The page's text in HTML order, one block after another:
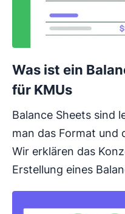
Was ist ein
für KMUs
Balance Sheets sind
man das Format und
Wir erklären das
Erstellung eines